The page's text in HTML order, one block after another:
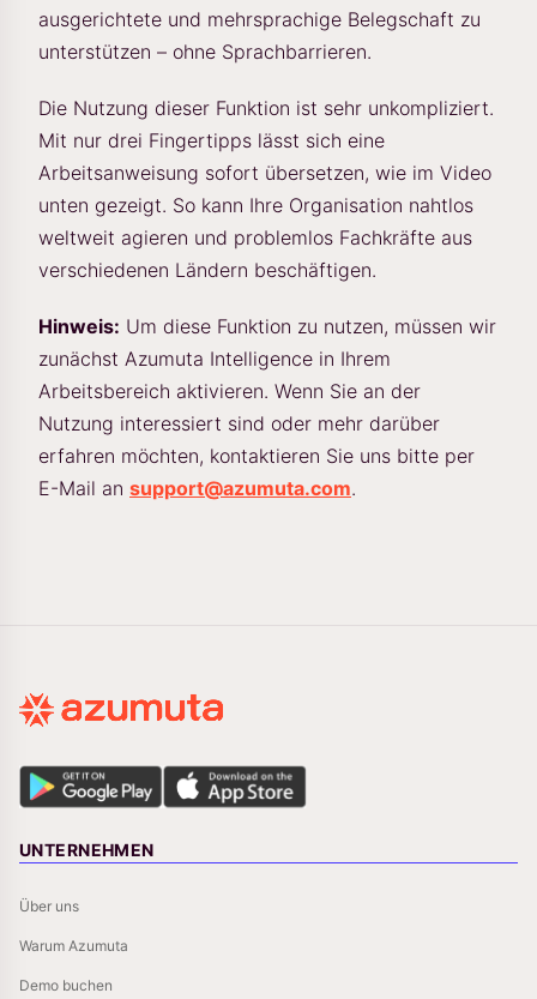
ausgerichtete und mehrsprachige Belegschaft zu
unterstützen – ohne Sprachbarrieren.
Die Nutzung dieser Funktion ist sehr unkompliziert.
Mit nur drei Fingertipps lässt sich eine
Arbeitsanweisung sofort übersetzen, wie im Video
unten gezeigt. So kann Ihre Organisation nahtlos
weltweit agieren und problemlos Fachkräfte aus
verschiedenen Ländern beschäftigen.
Hinweis: Um diese Funktion zu nutzen, müssen wir
zunächst Azumuta Intelligence in Ihrem
Arbeitsbereich aktivieren. Wenn Sie an der
Nutzung interessiert sind oder mehr darüber
erfahren möchten, kontaktieren Sie uns bitte per
E-Mail an support@azumuta.com.
UNTERNEHMEN
Über uns
Warum Azumuta
Demo buchen